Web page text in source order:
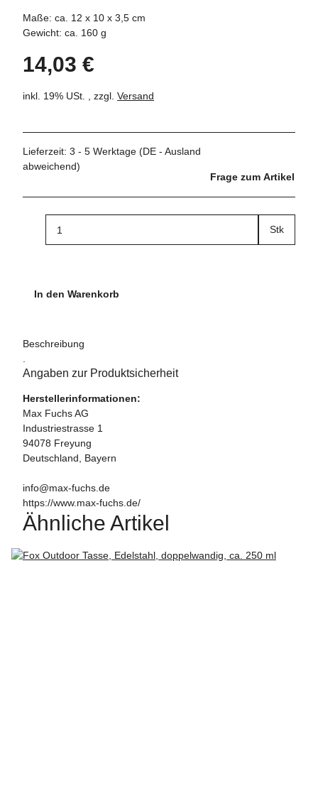
Maße: ca. 12 x 10 x 3,5 cm
Gewicht: ca. 160 g
14,03 €
inkl. 19% USt. , zzgl. Versand
Lieferzeit: 3 - 5 Werktage (DE - Ausland
abweichend)
Frage zum Artikel
Stk
In den Warenkorb
Beschreibung
Angaben zur Produktsicherheit
Herstellerinformationen:
Max Fuchs AG
Industriestrasse 1
94078 Freyung
Deutschland, Bayern
info@max-fuchs.de
https://www.max-fuchs.de/
Ähnliche Artikel